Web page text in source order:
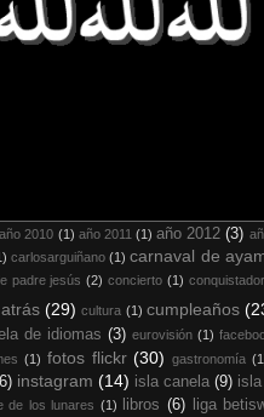
año 2010 (1) año 2011 (1) año 2012 (3)
carlosarguiñano (1) carnaval de
padre jesús (2) concierto (1)
(29) cultura (1) cumpleaños
de idiomas (3) eurovisión (1)
(1) fotos flickr (30) gastronomía
instagram (14) isla canela (9)
de los lunares (1) libros (6) liga